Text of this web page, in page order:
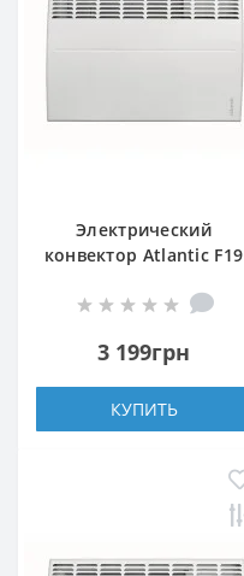
Электрический
конвектор Atlantic F19
1500W
3 199грн
КУПИТЬ